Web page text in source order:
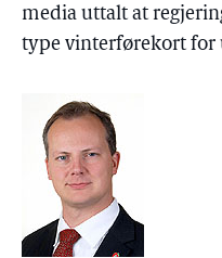
media uttalt at
type vinterførekort for